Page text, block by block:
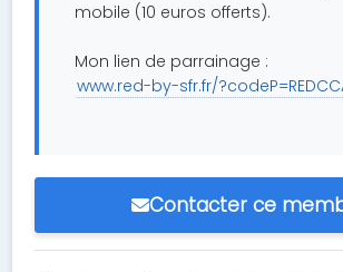
mobile (10 euros offerts).
Mon lien de parrainage :
www.red-by-sfr.fr/
Contacter ce